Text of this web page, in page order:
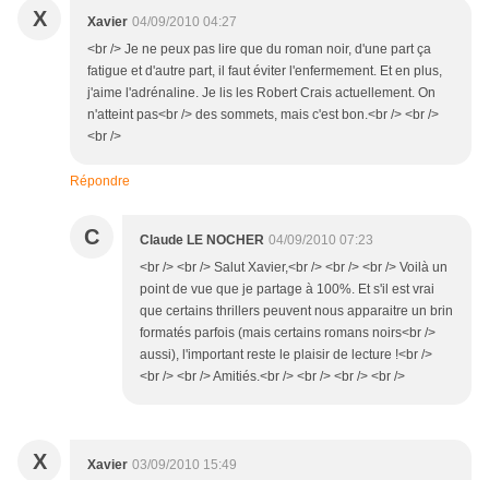
X Xavier 04/09/2010 04:27
<br /> Je ne peux pas lire que du roman noir, d'une part ça
fatigue et d'autre part, il faut éviter l'enfermement. Et en plus,
j'aime l'adrénaline. Je lis les Robert Crais actuellement. On
n'atteint pas<br /> des sommets, mais c'est bon.<br /> <br />
<br />
Répondre
C Claude LE NOCHER 04/09/2010 07:23
<br /> <br /> Salut Xavier,<br /> <br /> <br /> Voilà un
point de vue que je partage à 100%. Et s'il est vrai
que certains thrillers peuvent nous apparaitre un brin
formatés parfois (mais certains romans noirs<br />
aussi), l'important reste le plaisir de lecture !<br />
<br /> <br /> Amitiés.<br /> <br /> <br /> <br />
X Xavier 03/09/2010 15:49